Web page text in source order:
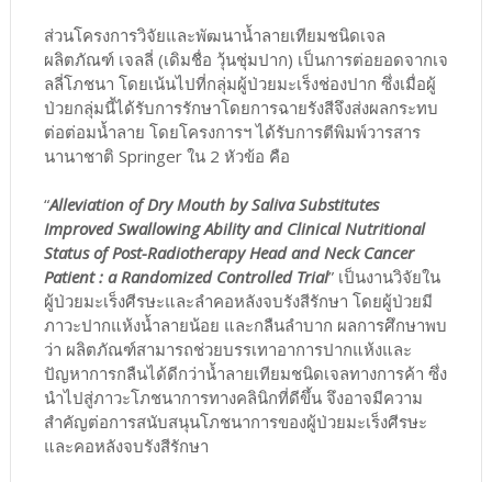
ส่วนโครงการวิจัยและพัฒนาน้ำลายเทียมชนิดเจล
ผลิตภัณฑ์ เจลลี่ (เดิมชื่อ วุ้นชุ่มปาก) เป็นการต่อยอดจากเจ
ลลี่โภชนา โดยเน้นไปที่กลุ่มผู้ป่วยมะเร็งช่องปาก ซึ่งเมื่อผู้
ป่วยกลุ่มนี้ได้รับการรักษาโดยการฉายรังสีจึงส่งผลกระทบ
ต่อต่อมน้ำลาย โดยโครงการฯ ได้รับการตีพิมพ์วารสาร
นานาชาติ Springer ใน 2 หัวข้อ คือ
“Alleviation of Dry Mouth by Saliva Substitutes
Improved Swallowing Ability and Clinical Nutritional
Status of Post-Radiotherapy Head and Neck Cancer
Patient : a Randomized Controlled Trial” เป็นงานวิจัยใน
ผู้ป่วยมะเร็งศีรษะและลำคอหลังจบรังสีรักษา โดยผู้ป่วยมี
ภาวะปากแห้งน้ำลายน้อย และกลืนลำบาก ผลการศึกษาพบ
ว่า ผลิตภัณฑ์สามารถช่วยบรรเทาอาการปากแห้งและ
ปัญหาการกลืนได้ดีกว่าน้ำลายเทียมชนิดเจลทางการค้า ซึ่ง
นำไปสู่ภาวะโภชนาการทางคลินิกที่ดีขึ้น จึงอาจมีความ
สำคัญต่อการสนับสนุนโภชนาการของผู้ป่วยมะเร็งศีรษะ
และคอหลังจบรังสีรักษา